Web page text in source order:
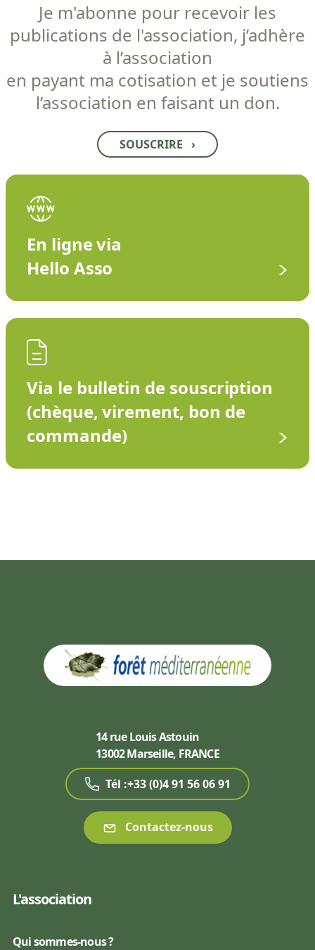
Je m'abonne pour recevoir les
publications de l'association, j’adhère
à l’association
en payant ma cotisation et je soutiens
l’association en faisant un don.
SOUSCRIRE ›
En ligne via
Hello Asso
Via le bulletin de souscription
(chèque, virement, bon de
commande)
14 rue Louis Astouin
13002 Marseille, FRANCE
Tél :+33 (0)4 91 56 06 91
Contactez-nous
L'association
Qui sommes-nous ?